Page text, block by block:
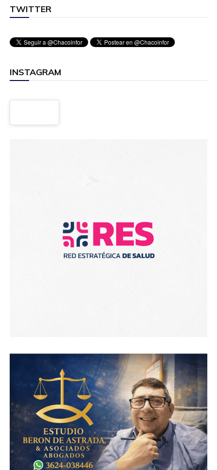
TWITTER
INSTAGRAM